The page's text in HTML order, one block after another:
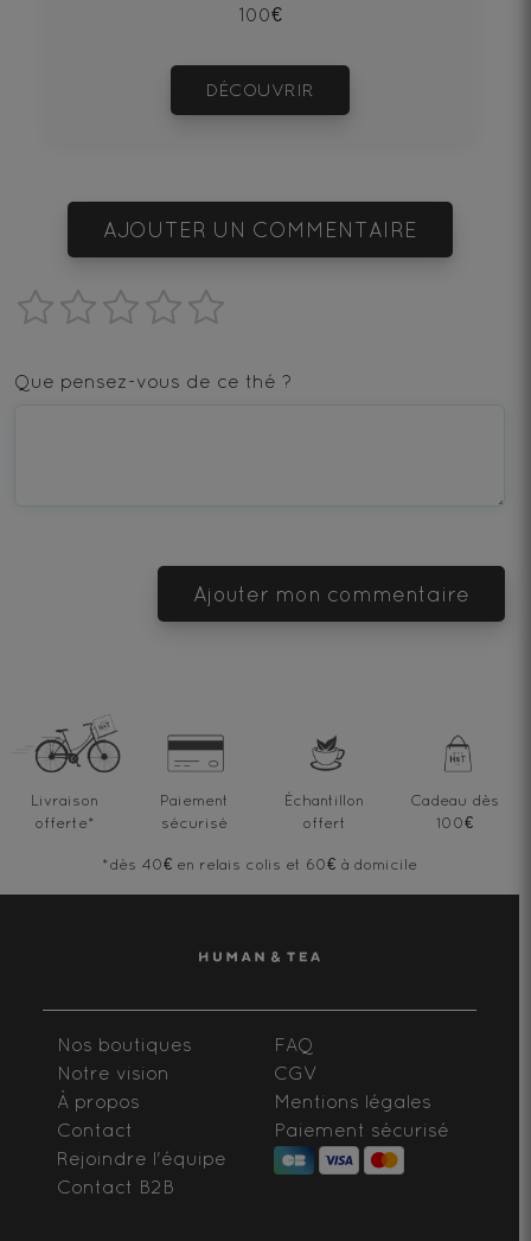
100€
DÉCOUVRIR
AJOUTER UN COMMENTAIRE
star
—
—
stars
Que pensez-vous de ce thé ?
Ajouter mon commentaire
Livraison
offerte*
Paiement
sécurisé
Échantillon
offert
Cadeau dès
100€
*dès 40€ en relais colis et 60€ à domicile
Nos boutiques
Notre vision
À propos
Contact
Rejoindre l'équipe
Contact B2B
FAQ
CGV
Mentions légales
Paiement sécurisé